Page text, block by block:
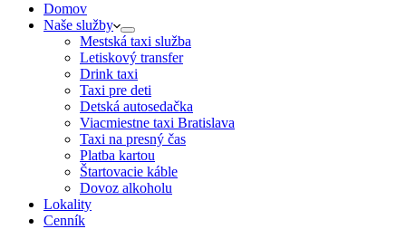
Domov
Naše služby
Mestská taxi služba
Letiskový transfer
Drink taxi
Taxi pre deti
Detská autosedačka
Viacmiestne taxi Bratislava
Taxi na presný čas
Platba kartou
Štartovacie káble
Dovoz alkoholu
Lokality
Cenník